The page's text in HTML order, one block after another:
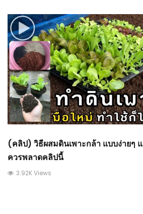
(คลิป) วิธีผสมดินเพาะกล้า แบบง่ายๆ
ควรพลาดคลิปนี้
3.92K Views